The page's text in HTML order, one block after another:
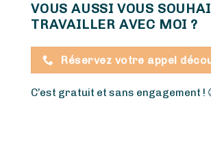
VOUS AUSSI VOUS
TRAVAILLER AVEC MOI ?
Réservez votre appel
C’est gratuit et sans engagement !